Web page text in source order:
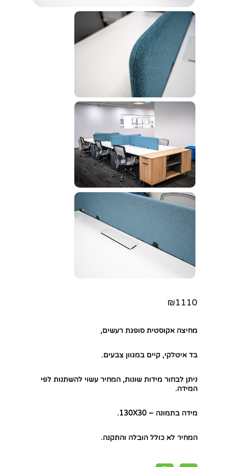
חפשו באתר
₪1110
מחיצה אקוסטית סופגת רעשים,
בד איטלקי, קיים במגוון צבעים.
ניתן לבחור מידות שונות, המחיר עשוי להשתנות לפי
המידה.
מידה בתמונה – 130X30.
המחיר לא כולל הובלה והתקנה.